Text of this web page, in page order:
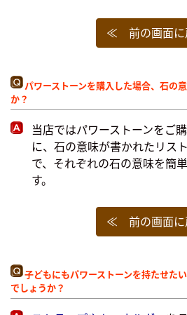
≪ 前の画面に
パワーストーンを購入した場合、石の
か？
当店ではパワーストーンをご
に、石の意味が書かれたリス
で、それぞれの石の意味を簡
す。
≪ 前の画面に
子どもにもパワーストーンを持たせた
でしょうか？